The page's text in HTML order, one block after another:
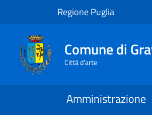
Regione Puglia
Comune di
Città d'arte
Amministrazione